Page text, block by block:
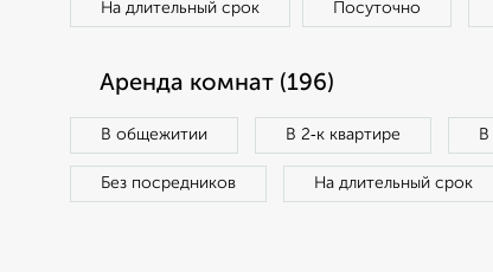
На длительный срок Посуточно
Аренда комнат (196)
В общежитии В 2‑к квартире В
Без посредников На длительный срок